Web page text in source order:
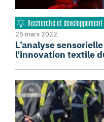
Recherche et développement
25 mars 2022
L’analyse
l’innovation textile